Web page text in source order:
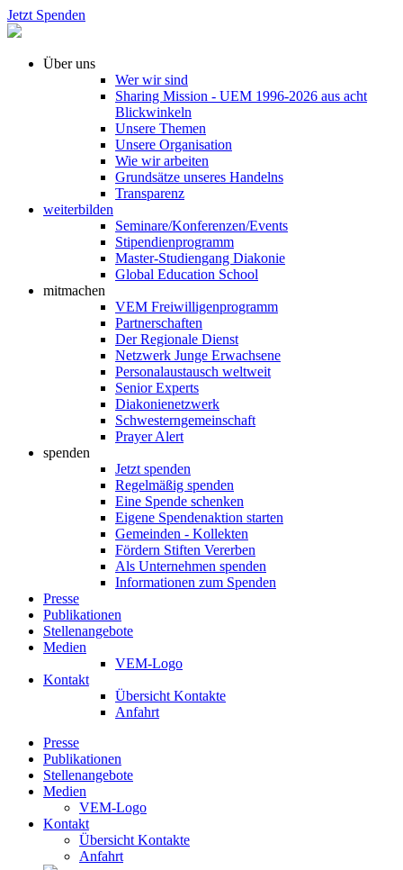
Jetzt Spenden
Über uns
Wer wir sind
Sharing Mission - UEM 1996-2026 aus acht
Blickwinkeln
Unsere Themen
Unsere Organisation
Wie wir arbeiten
Grundsätze unseres Handelns
Transparenz
weiterbilden
Seminare/Konferenzen/Events
Stipendienprogramm
Master-Studiengang Diakonie
Global Education School
mitmachen
VEM Freiwilligenprogramm
Partnerschaften
Der Regionale Dienst
Netzwerk Junge Erwachsene
Personalaustausch weltweit
Senior Experts
Diakonienetzwerk
Schwesterngemeinschaft
Prayer Alert
spenden
Jetzt spenden
Regelmäßig spenden
Eine Spende schenken
Eigene Spendenaktion starten
Gemeinden - Kollekten
Fördern Stiften Vererben
Als Unternehmen spenden
Informationen zum Spenden
Presse
Publikationen
Stellenangebote
Medien
VEM-Logo
Kontakt
Übersicht Kontakte
Anfahrt
Presse
Publikationen
Stellenangebote
Medien
VEM-Logo
Kontakt
Übersicht Kontakte
Anfahrt